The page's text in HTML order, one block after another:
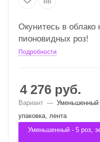
Окунитесь в облако
пионовидных роз!
Подробности
4 276 руб.
Вариант — Уменьшенный
упаковка, лента
Уменьшенный - 5 роз,